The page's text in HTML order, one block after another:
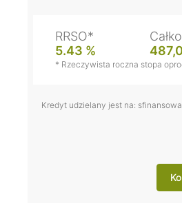
RRSO*
5.43 %
* Rzeczywista roczna stopa
Kredyt udzielany jest na: